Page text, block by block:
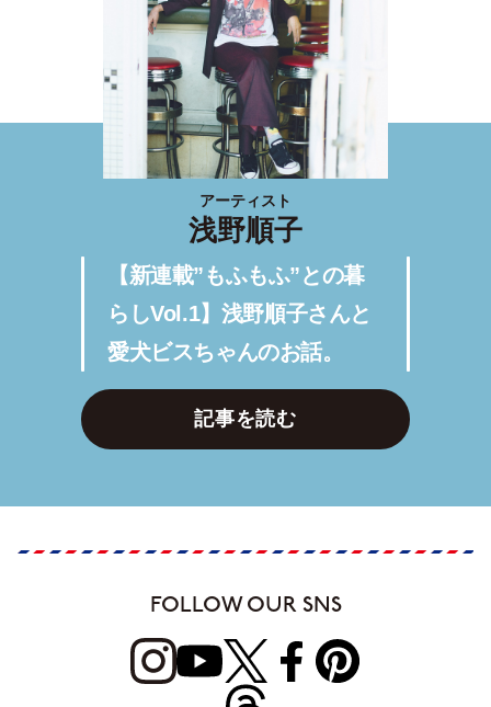
アーティスト
浅野順子
【新連載”もふもふ”との暮
らしVol.1】浅野順子さんと
愛犬ビスちゃんのお話。
記事を読む
FOLLOW OUR SNS